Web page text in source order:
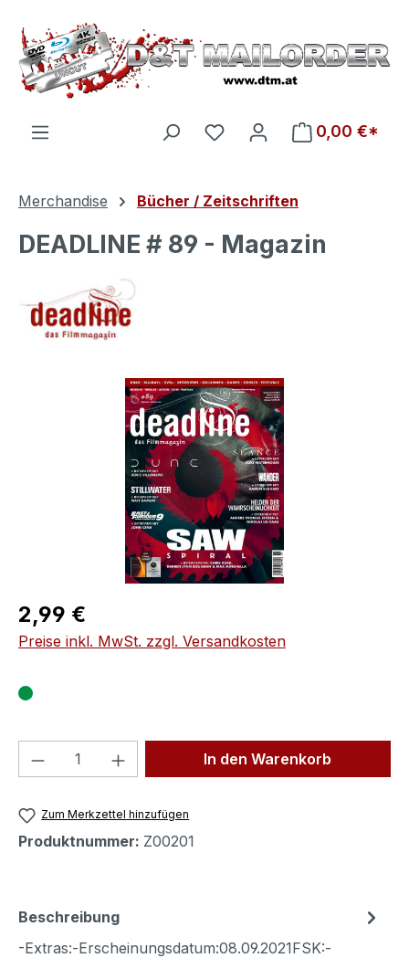
Zum Hauptinhalt springen
Du hast 0 Produkte auf
0,00 €*
Merchandise Bücher / Zeitschriften
DEADLINE # 89 - Magazin
Bildergalerie überspringen
Regulärer Preis:
2,99 €
Preise inkl. MwSt. zzgl. Versandkosten
Produkt Anzahl: Gib denIn den Warenkorb
Zum Merkzettel hinzufügen
Produktnummer: Z00201
Beschreibung
-Extras:-Erscheinungsdatum:08.09.2021FSK:-